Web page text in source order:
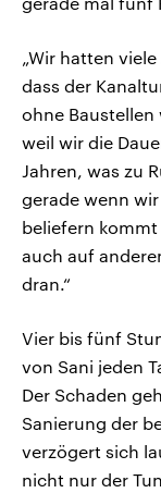
„Wir hatten
dass der
ohne
weil wir die
Jahren, was zu
gerade wenn
beliefern
auch auf
dran.“
Vier bis fünf
von Sani jeden
Der Schaden
Sanierung der
verzögert sich
nicht nur der